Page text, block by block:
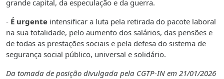
grande capital, da especulação e da guerra.
- É urgente intensificar a luta pela retirada do pacote laboral
na sua totalidade, pelo aumento dos salários, das pensões e
de todas as prestações sociais e pela defesa do sistema de
segurança social público, universal e solidário.
Da tomada de posição divulgada pela CGTP-IN em 21/01/2026